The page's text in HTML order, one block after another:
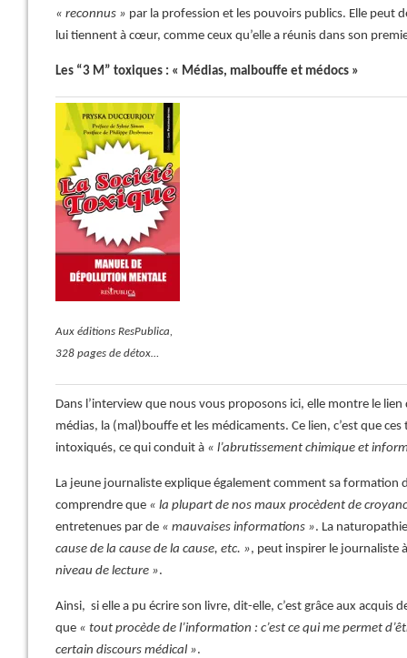
« reconnus » par la profession et les pouvoirs publics. Elle peut
lui tiennent à cœur, comme ceux qu’elle a réunis dans son
Les “3 M” toxiques : « Médias, malbouffe et médocs »
Aux éditions ResPublica,
328 pages de détox…
Dans l’interview que nous vous proposons ici, elle montre le
médias, la (mal)bouffe et les médicaments. Ce lien, c’est que
intoxiqués, ce qui conduit à « l’abrutissement chimique et
La jeune journaliste explique également comment sa formation
comprendre que « la plupart de nos maux procèdent de
entretenues par de « mauvaises informations ». La
cause de la cause de la cause, etc. », peut inspirer le journaliste
niveau de lecture ».
Ainsi, si elle a pu écrire son livre, dit-elle, c’est grâce aux acquis
que « tout procède de l’information : c’est ce qui me permet
certain discours médical ».